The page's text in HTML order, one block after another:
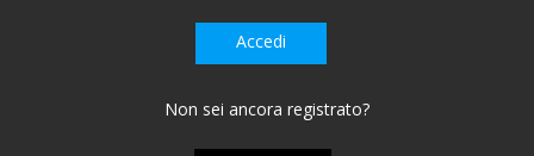
Accedi
Non sei ancora registrato?